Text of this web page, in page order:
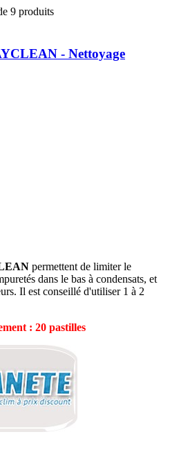
9 produits
- Nettoyage
permettent de limiter le
dans le bas à condensats, et
Il est conseillé d'utiliser 1 à 2
: 20 pastilles